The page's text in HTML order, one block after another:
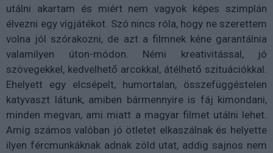
utálni akartam és miért nem vagyok képes szimplán
élvezni egy vígjátékot. Szó nincs róla, hogy ne szerettem
volna jól szórakozni, de azt a filmnek kéne garantálnia
valamilyen úton-módon. Némi kreativitással, jó
szövegekkel, kedvelhető arcokkal, átélhető szituációkkal.
Ehelyett egy elcsépelt, humortalan, összefüggéstelen
katyvaszt látunk, amiben bármennyire is fáj kimondani,
minden megvan, ami miatt a magyar filmet utálni lehet.
Amíg számos valóban jó ötletet elkaszálnak és helyette
ilyen fércmunkáknak adnak zöld utat, addig sajnos nem